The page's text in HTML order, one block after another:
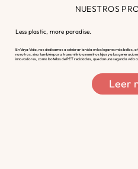
NUESTROS
Less plastic, more paradise.
En Vaya Vida, nos dedicamos a celebrar la vida en los lugares más bellos,
nosotros, sino también para transmitirlo a nuestros hijos y a las
innovadores, como botellas de PET recicladas, que dan una segunda vida
Leer